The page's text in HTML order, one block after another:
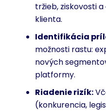
tržieb, ziskovosti
klienta.
Identifikácia
možnosti rastu:
nových
platformy.
Riadenie rizík:
(konkurencia,